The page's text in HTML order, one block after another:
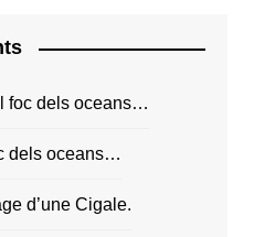
foc dels oceans…
dels oceans…
d’une Cigale.